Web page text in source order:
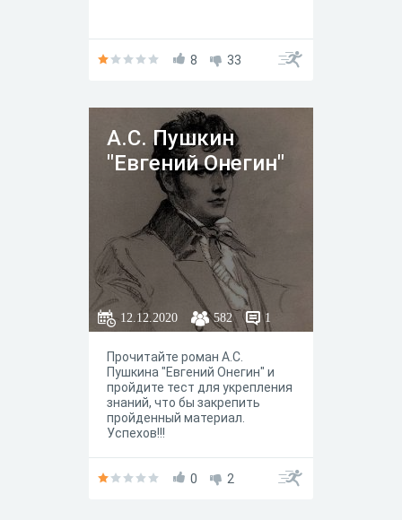
8 33
А.С. Пушкин
"Евгений Онегин"
12.12.2020 582 1
Прочитайте роман А.С.
Пушкина "Евгений Онегин" и
пройдите тест для укрепления
знаний, что бы закрепить
пройденный материал.
Успехов!!!
0 2